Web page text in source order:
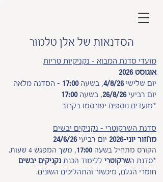
הסדנאות של אלן טלמור
מועדי סדנת המבוא - נקניקיות טריות
אוגוסט 2026
יום שלישי4/8/26, בשעה17:00 - הסדנה מלאה
יום רביעי26/8/26, בשעה17:00
*מועדים נוספים יפורסמו בקרוב
סדנת השרקוטרי - נקניקים יבשים
מחזור יוני-2026
יום רביעי24/6/26
הקורס מתחיל בשעה
, משך המפגש 4 שעות.
*סדנת השרקוטרי ללימוד הכנת נקניקים יבשים
חומרי הגלם, מיכשור והתהליכים השונים.